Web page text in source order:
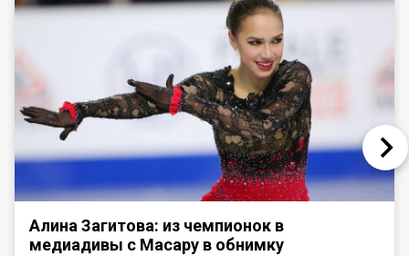
Алина Загитова: из чемпионок в
медиадивы с Масару в обнимку